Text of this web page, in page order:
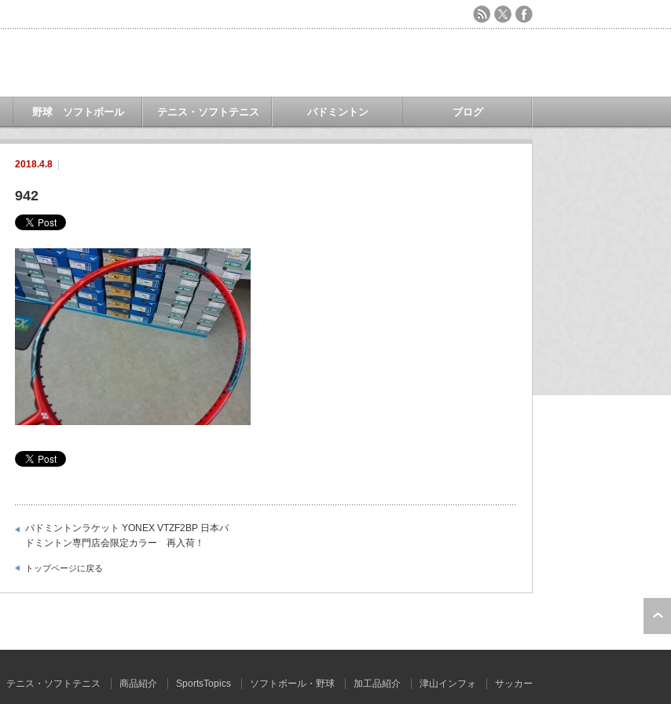
野球 ソフトボール テニス・ソフトテニス バドミントン ブログ
2018.4.8
942
バドミントンラケット YONEX VTZF2BP 日本バ
ドミントン専門店会限定カラー 再入荷！
トップページに戻る
テニス・ソフトテニス 商品紹介 SportsTopics ソフトボール・野球 加工品紹介 津山インフォ サッカー